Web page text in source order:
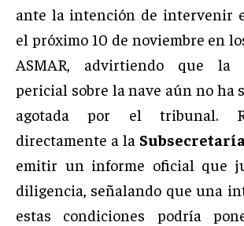
ante la intención de intervenir
el próximo 10 de noviembre en
ASMAR, advirtiendo que la
pericial sobre la nave aún no ha
agotada por el tribunal.
directamente a la
emitir un informe oficial que
diligencia, señalando que una
estas condiciones podría